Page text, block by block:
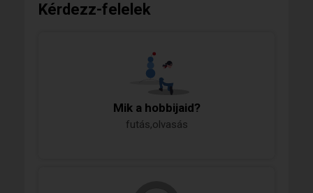
Kérdezz-felelek
Mik a hobbijaid?
futás,olvasás